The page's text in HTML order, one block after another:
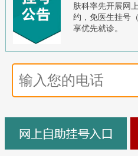
肤科率先开展网
约，免医生挂号
享优先就诊。